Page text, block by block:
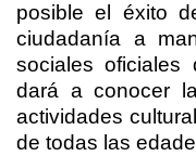
posible el éxito
ciudadanía a
sociales oficiales
dará a conocer
actividades
de todas las